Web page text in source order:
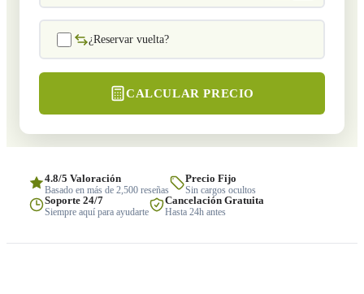
¿Reservar vuelta?
CALCULAR PRECIO
4.8/5 Valoración
Basado en más de 2,500 reseñas
Precio Fijo
Sin cargos ocultos
Soporte 24/7
Siempre aquí para ayudarte
Cancelación Gratuita
Hasta 24h antes